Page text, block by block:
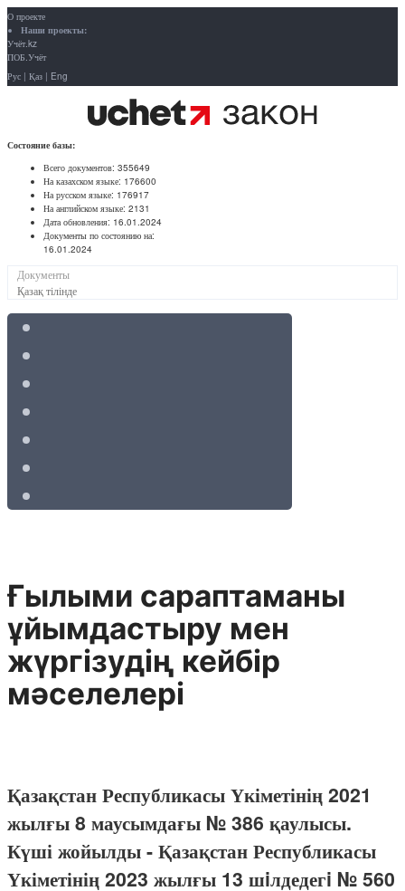
О проекте
Наши проекты:
Учёт.kz
ПОБ.Учёт
Рус | Қаз | Eng
Состояние базы:
Всего документов: 355649
На казахском языке: 176600
На русском языке: 176917
На английском языке: 2131
Дата обновления: 16.01.2024
Документы по состоянию на:
16.01.2024
Документы
Қазақ тілінде
Ғылыми сараптаманы
ұйымдастыру мен
жүргізудің кейбір
мәселелері
Қазақстан Республикасы Үкіметінің 2021
жылғы 8 маусымдағы № 386 қаулысы.
Күші жойылды - Қазақстан Республикасы
Үкіметінің 2023 жылғы 13 шiлдедегi № 560